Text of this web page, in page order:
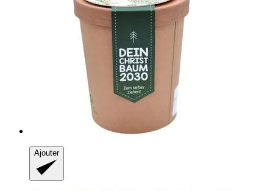
Ajouter